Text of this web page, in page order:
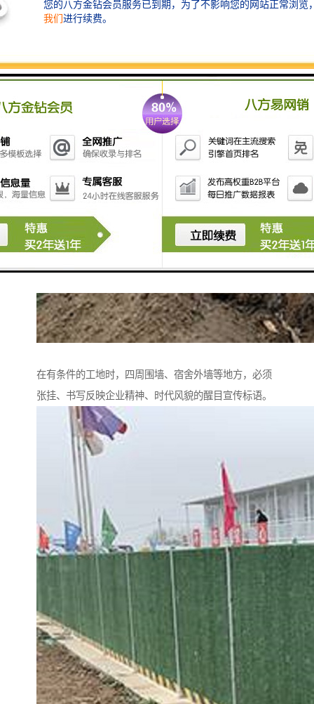
在有条件的工地时，四周围墙、宿舍外墙等地方，必须
张挂、书写反映企业精神、时代风貌的醒目宣传标语。